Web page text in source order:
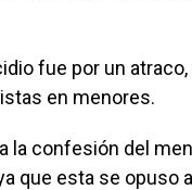
fue por un
en menores.
la confesión del
que esta se opuso